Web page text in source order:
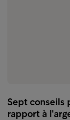
Sept conseils
rapport à